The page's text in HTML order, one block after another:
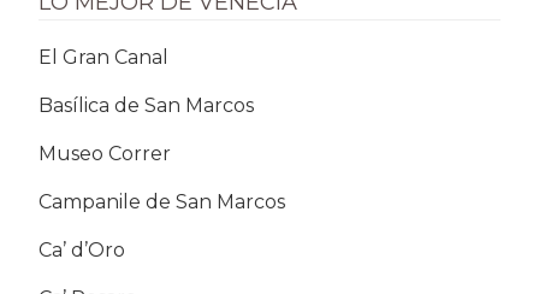
El Gran Canal
Basílica de San Marcos
Museo Correr
Campanile de San Marcos
Ca’ d’Oro